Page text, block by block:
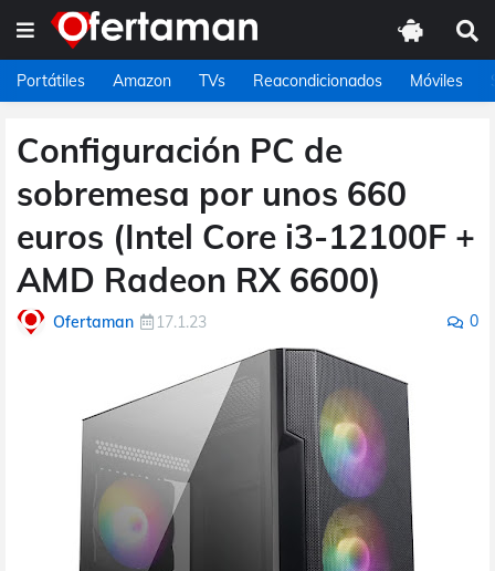
Portátiles Amazon TVs Reacondicionados Móviles
Configuración PC de
sobremesa por unos 660
euros (Intel Core i3-12100F +
AMD Radeon RX 6600)
Ofertaman 17.1.23 0